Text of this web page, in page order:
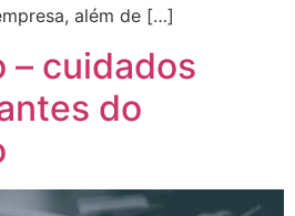
além de […]
– cuidados
do